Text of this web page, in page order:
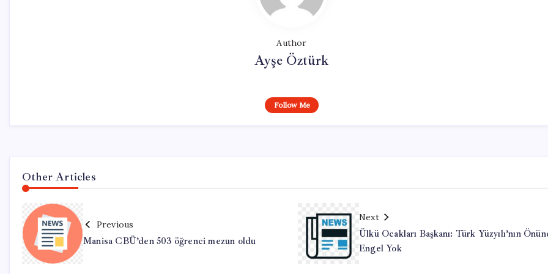
Author
Ayşe Öztürk
Follow Me
Other Articles
Previous
Manisa CBÜ’den 503 öğrenci mezun oldu
Next
Ülkü Ocakları Başkanı: Türk Yüzyılı’nın
Engel Yok